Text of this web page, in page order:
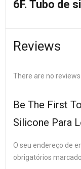
6F. Tubo de
Reviews
There are no reviews
Be The First
Silicone Para
O seu endereço de
obrigatórios